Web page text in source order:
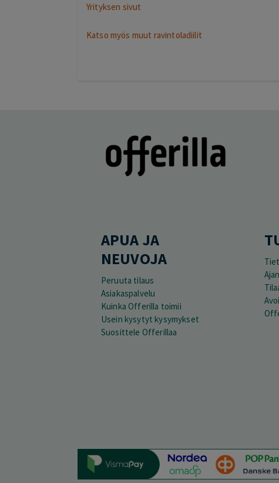
Yrityksen sivut
Katso myös muut ravintoladiilit
APUA JA
NEUVOJA
Peruuta tilaus
Asiakaspalvelu
Kuinka Offerilla toimii
Usein kysytyt kysymykset
Suosittele Offerillaa